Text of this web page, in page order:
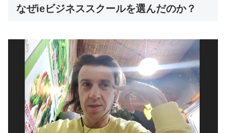
なぜieビジネススクールを選んだのか？